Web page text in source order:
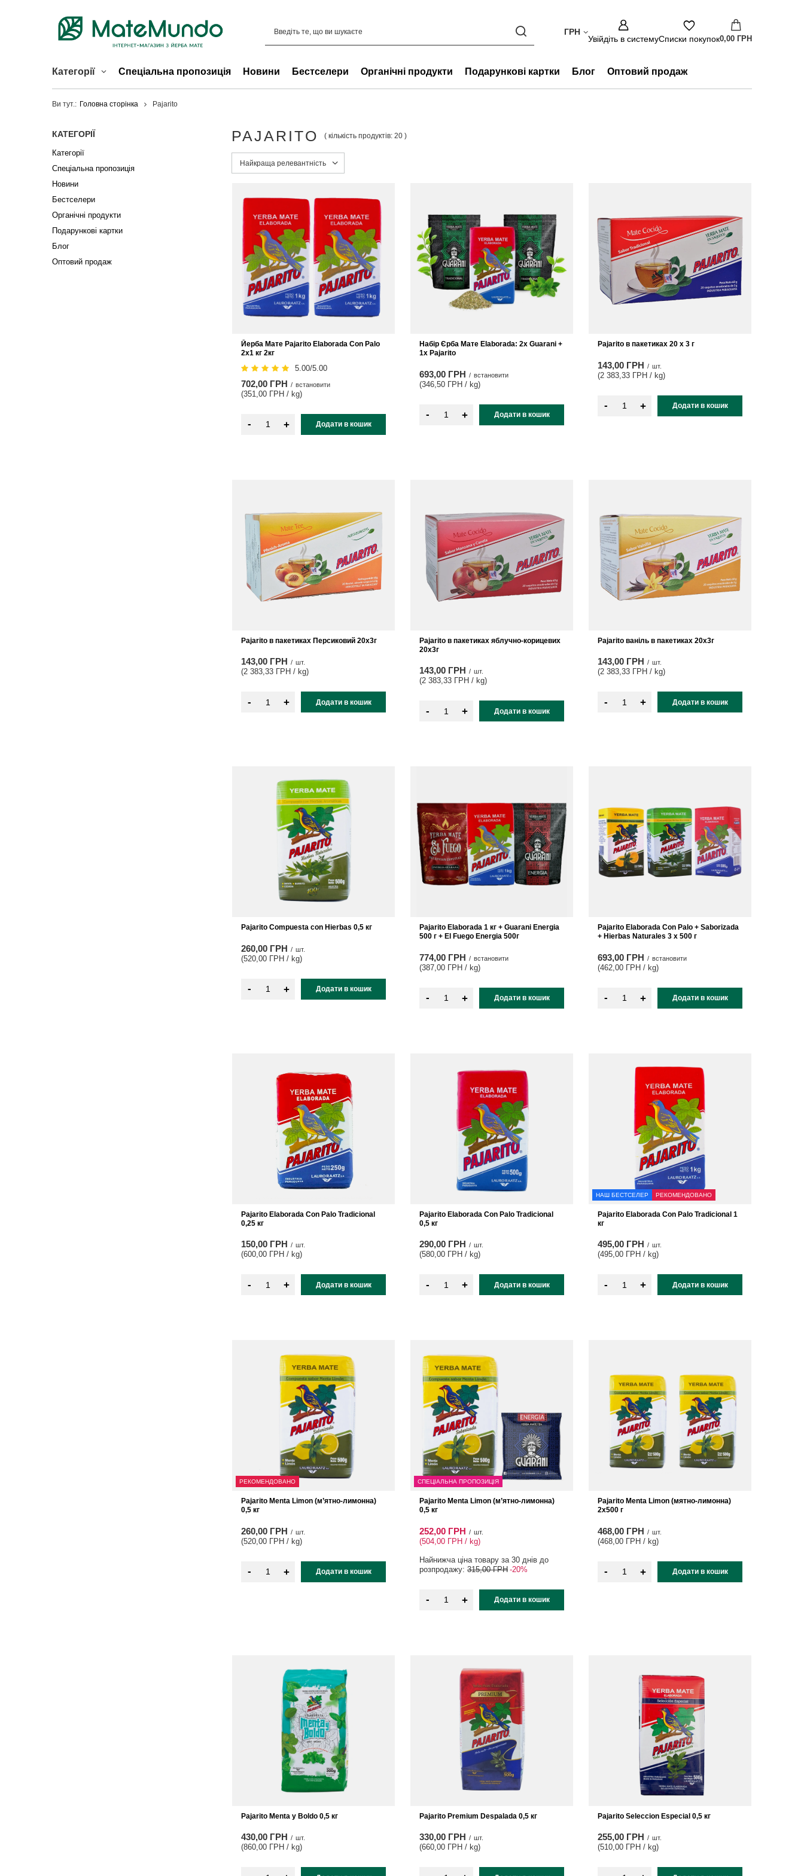
ГРН
Увійдіть в системуСписки покупок0,00 ГРН
Категорії Спеціальна пропозиція Новини Бестселери Органічні продукти Подарункові картки Блог Оптовий продаж
Ви тут.: Головна сторінка Pajarito
КАТЕГОРІЇ
Категорії
Спеціальна пропозиція
Новини
Бестселери
Органічні продукти
Подарункові картки
Блог
Оптовий продаж
PAJARITO ( кількість продуктів: 20 )
Змінити сортування
Найкраща релевантність
Йерба Мате Pajarito Elaborada Con Palo
2x1 кг 2кг
5.00/5.00
702,00 ГРН / встановити
(351,00 ГРН / kg)
- + Додати в кошик
Набір Єрба Мате Elaborada: 2x Guarani +
1x Pajarito
693,00 ГРН / встановити
(346,50 ГРН / kg)
- + Додати в кошик
Pajarito в пакетиках 20 x 3 г
143,00 ГРН / шт.
(2 383,33 ГРН / kg)
- + Додати в кошик
Pajarito в пакетиках Персиковий 20х3г
143,00 ГРН / шт.
(2 383,33 ГРН / kg)
- + Додати в кошик
Pajarito в пакетиках яблучно-корицевих
20x3г
143,00 ГРН / шт.
(2 383,33 ГРН / kg)
- + Додати в кошик
Pajarito ваніль в пакетиках 20x3г
143,00 ГРН / шт.
(2 383,33 ГРН / kg)
- + Додати в кошик
Pajarito Compuesta con Hierbas 0,5 кг
260,00 ГРН / шт.
(520,00 ГРН / kg)
- + Додати в кошик
Pajarito Elaborada 1 кг + Guarani Energia
500 г + El Fuego Energia 500г
774,00 ГРН / встановити
(387,00 ГРН / kg)
- + Додати в кошик
Pajarito Elaborada Con Palo + Saborizada
+ Hierbas Naturales 3 x 500 г
693,00 ГРН / встановити
(462,00 ГРН / kg)
- + Додати в кошик
Pajarito Elaborada Con Palo Tradicional
0,25 кг
150,00 ГРН / шт.
(600,00 ГРН / kg)
- + Додати в кошик
Pajarito Elaborada Con Palo Tradicional
0,5 кг
290,00 ГРН / шт.
(580,00 ГРН / kg)
- + Додати в кошик
НАШ БЕСТСЕЛЕР РЕКОМЕНДОВАНО
Pajarito Elaborada Con Palo Tradicional 1
кг
495,00 ГРН / шт.
(495,00 ГРН / kg)
- + Додати в кошик
РЕКОМЕНДОВАНО
Pajarito Menta Limon (м’ятно-лимонна)
0,5 кг
260,00 ГРН / шт.
(520,00 ГРН / kg)
- + Додати в кошик
СПЕЦІАЛЬНА ПРОПОЗИЦІЯ
Pajarito Menta Limon (м’ятно-лимонна)
0,5 кг
252,00 ГРН / шт.
(504,00 ГРН / kg)
Найнижча ціна товару за 30 днів до
розпродажу: 315,00 ГРН -20%
- + Додати в кошик
Pajarito Menta Limon (мятно-лимонна)
2x500 г
468,00 ГРН / шт.
(468,00 ГРН / kg)
- + Додати в кошик
Pajarito Menta y Boldo 0,5 кг
430,00 ГРН / шт.
(860,00 ГРН / kg)
Pajarito Premium Despalada 0,5 кг
330,00 ГРН / шт.
(660,00 ГРН / kg)
Pajarito Seleccion Especial 0,5 кг
255,00 ГРН / шт.
(510,00 ГРН / kg)